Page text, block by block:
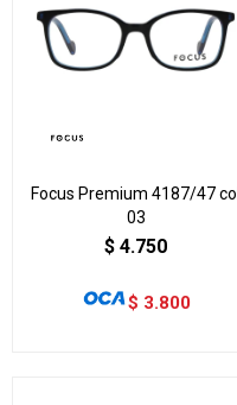
Focus Premium 4187/47 col
03
$ 4.750
$ 3.800